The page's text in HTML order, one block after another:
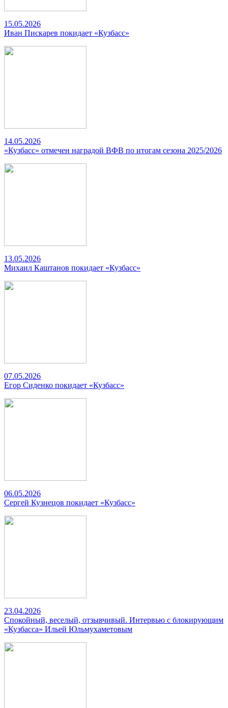
15.05.2026
Иван Пискарев покидает «Кузбасс»
14.05.2026
«Кузбасс» отмечен наградой ВФВ по итогам сезона 2025/2026
13.05.2026
Михаил Каштанов покидает «Кузбасс»
07.05.2026
Егор Сиденко покидает «Кузбасс»
06.05.2026
Сергей Кузнецов покидает «Кузбасс»
23.04.2026
Спокойный, веселый, отзывчивый. Интервью с блокирующим
«Кузбасса» Ильей Юльмухаметовым